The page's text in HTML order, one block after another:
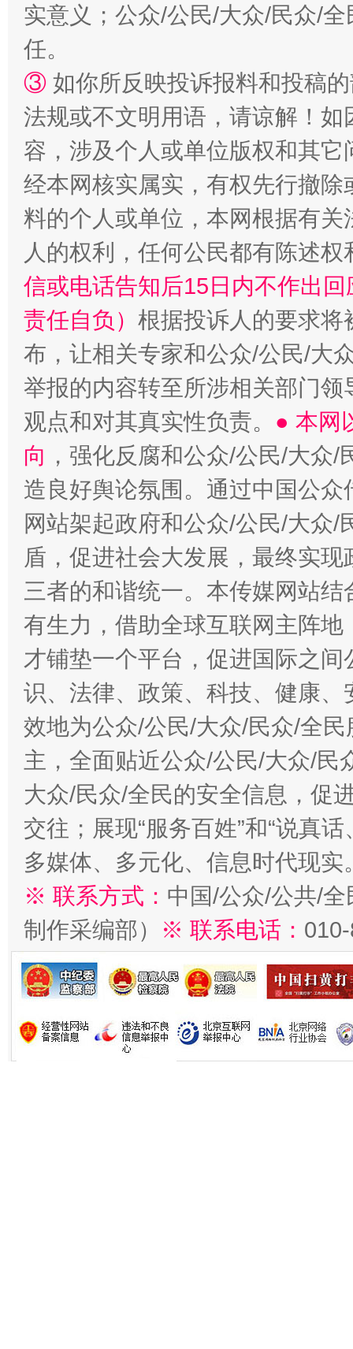
实意义；公众/公民/大众/民众/
任。
③ 如你所反映投诉报料和投稿
法规或不文明用语，请谅解！
容，涉及个人或单位版权和其它
经本网核实属实，有权先行撤
料的个人或单位，本网根据有
人的权利，任何公民都有陈述
信或电话告知后15日内不作出
责任自负） 根据投诉人的要求将
布，让相关专家和公众/公民/大
举报的内容转至所涉相关部门
观点和对其真实性负责。 ● 本网
向 ，强化反腐和公众/公民/大众
造良好舆论氛围。通过中国公
网站架起政府和公众/公民/大众
盾，促进社会大发展，最终实
三者的和谐统一。本传媒网站
有生力，借助全球互联网主阵
才铺垫一个平台，促进国际之
识、法律、政策、科技、健康
效地为公众/公民/大众/民众/全
主，全面贴近公众/公民/大众/民
大众/民众/全民的安全信息，促
交往；展现“服务百姓”和“说真
多媒体、多元化、信息时代现实
※ 联系方式： 中国/公众/公共/
制作采编部）
※ 联系电话：